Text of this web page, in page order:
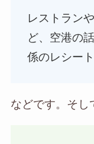
レストラン
ど、空港の
係のレシー
などです。そし